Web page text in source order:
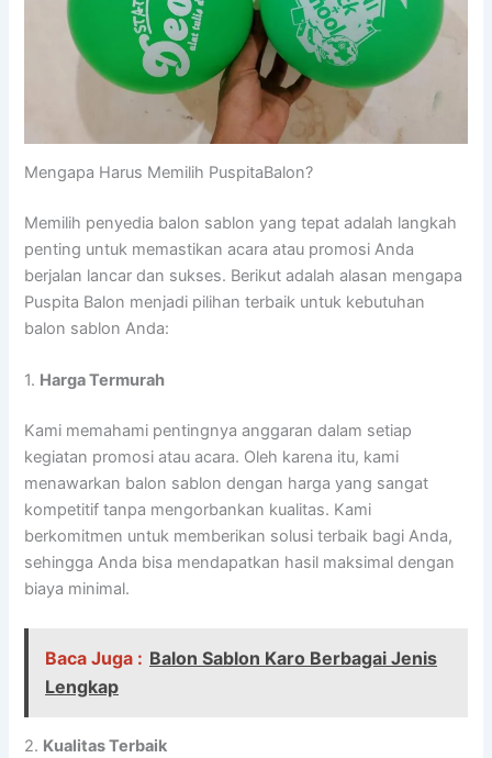
Mengapa Harus Memilih PuspitaBalon?
Memilih penyedia balon sablon yang tepat adalah langkah
penting untuk memastikan acara atau promosi Anda
berjalan lancar dan sukses. Berikut adalah alasan mengapa
Puspita Balon menjadi pilihan terbaik untuk kebutuhan
balon sablon Anda:
1. Harga Termurah
Kami memahami pentingnya anggaran dalam setiap
kegiatan promosi atau acara. Oleh karena itu, kami
menawarkan balon sablon dengan harga yang sangat
kompetitif tanpa mengorbankan kualitas. Kami
berkomitmen untuk memberikan solusi terbaik bagi Anda,
sehingga Anda bisa mendapatkan hasil maksimal dengan
biaya minimal.
Baca Juga : Balon Sablon Karo Berbagai Jenis
Lengkap
2. Kualitas Terbaik